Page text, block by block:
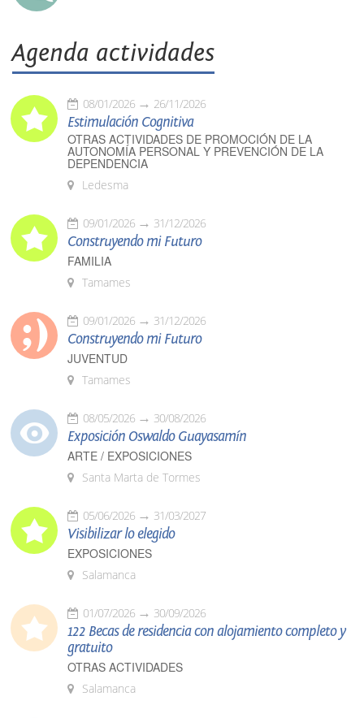
Agenda actividades
08/01/2026 26/11/2026
Estimulación Cognitiva
OTRAS ACTIVIDADES DE PROMOCIÓN DE LA
AUTONOMÍA PERSONAL Y PREVENCIÓN DE LA
DEPENDENCIA
Ledesma
09/01/2026 31/12/2026
Construyendo mi Futuro
FAMILIA
Tamames
09/01/2026 31/12/2026
Construyendo mi Futuro
JUVENTUD
Tamames
08/05/2026 30/08/2026
Exposición Oswaldo Guayasamín
ARTE / EXPOSICIONES
Santa Marta de Tormes
05/06/2026 31/03/2027
Visibilizar lo elegido
EXPOSICIONES
Salamanca
01/07/2026 30/09/2026
122 Becas de residencia con alojamiento completo y
gratuito
OTRAS ACTIVIDADES
Salamanca